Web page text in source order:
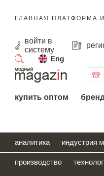
ГЛАВНАЯ ПЛАТФОРМА
войти в
систему
Eng
поиск
купить оптом
аналитика индустрия
производство